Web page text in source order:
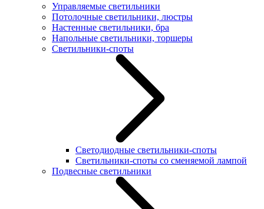
Управляемые светильники
Потолочные светильники, люстры
Настенные светильники, бра
Напольные светильники, торшеры
Светильники-споты
Светодиодные светильники-споты
Светильники-споты со сменяемой лампой
Подвесные светильники